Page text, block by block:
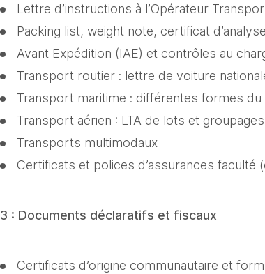
Lettre d’instructions à l’Opérateur
Packing list, weight note, certificat
Avant Expédition (IAE) et contrôles au
Transport routier : lettre de voiture
Transport maritime : différentes formes
Transport aérien : LTA de lots et groupages
Transports multimodaux
Certificats et polices d’assurances faculté
3 : Documents déclaratifs et fiscaux
Certificats d’origine communautaire et